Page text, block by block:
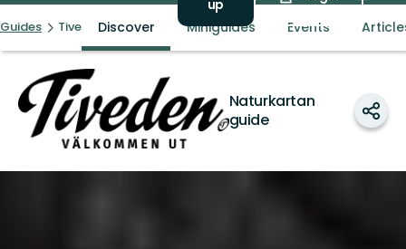
up
Guides TivedenDiscover Miniguides Events
Naturkartan
guide